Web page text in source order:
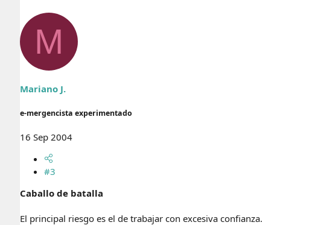
M
Mariano J.
e-mergencista experimentado
16 Sep 2004
#3
Caballo de batalla
El principal riesgo es el de trabajar con excesiva confianza.